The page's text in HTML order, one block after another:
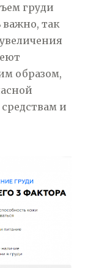
груди
важно, так
образом,
и